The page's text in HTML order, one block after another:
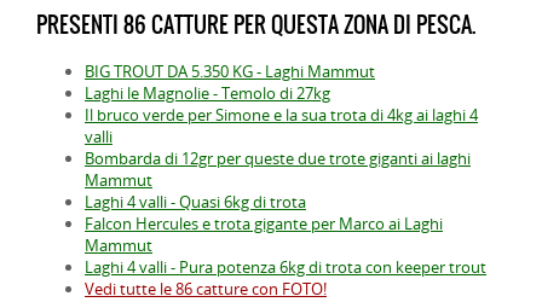
PRESENTI 86 CATTURE PER QUESTA ZONA DI PESCA.
BIG TROUT DA 5.350 KG - Laghi Mammut
Laghi le Magnolie - Temolo di 27kg
Il bruco verde per Simone e la sua trota di 4kg ai laghi 4
valli
Bombarda di 12gr per queste due trote giganti ai laghi
Mammut
Laghi 4 valli - Quasi 6kg di trota
Falcon Hercules e trota gigante per Marco ai Laghi
Mammut
Laghi 4 valli - Pura potenza 6kg di trota con keeper trout
Vedi tutte le 86 catture con FOTO!